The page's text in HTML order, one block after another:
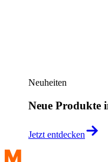
Neuheiten
Neue Produkte
Jetzt entdecken